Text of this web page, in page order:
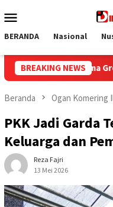
ke
Mobile
BERANDA Nasional
BREAKING NEWS
Isi
Beranda Ogan Komering
PKK Jadi Garda
Keluarga dan
Reza Fajri
13 Mei 2026